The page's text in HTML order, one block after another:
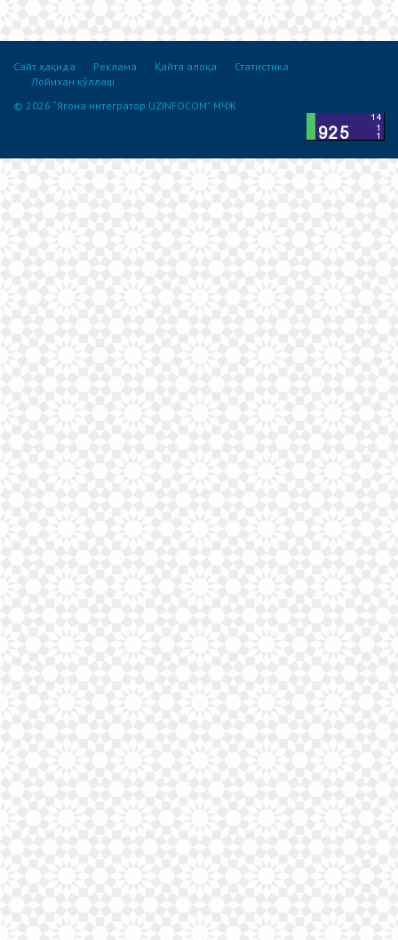
Сайт ҳақида Реклама Қайта алоқа
Статистика
Лойихан қўллаш
© 2026 “Ягона интегратор UZINFOCOM” МЧЖ